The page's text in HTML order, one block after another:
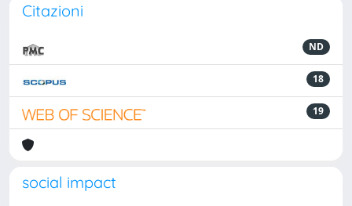
Citazioni
ND
18
19
social impact